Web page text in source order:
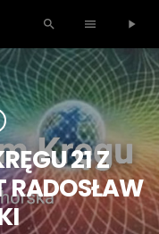
search menu play_arrow
21 Z
RADOSŁAW